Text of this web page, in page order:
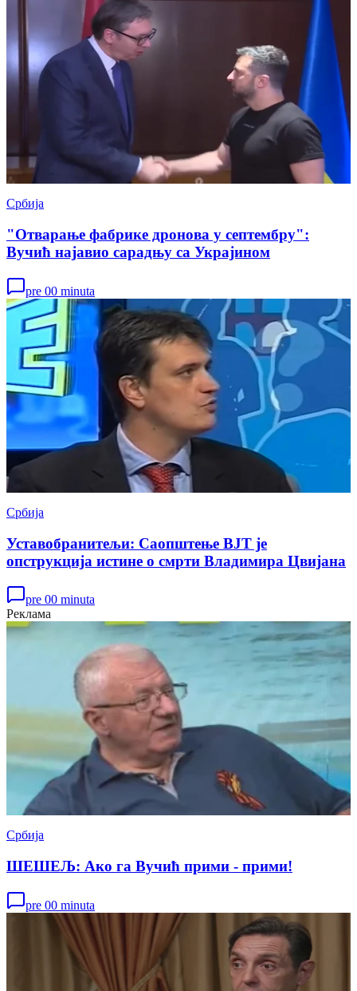
Србија
"Отварање фабрике дронова у септембру":
Вучић најавио сарадњу са Украјином
pre 00 minuta
Србија
Уставобранитељи: Саопштење ВЈТ је
опструкција истине о смрти Владимира Цвијана
pre 00 minuta
Реклама
Србија
ШЕШЕЉ: Ако га Вучић прими - прими!
pre 00 minuta